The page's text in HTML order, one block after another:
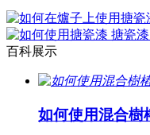
百科展示
如何使用混合樹